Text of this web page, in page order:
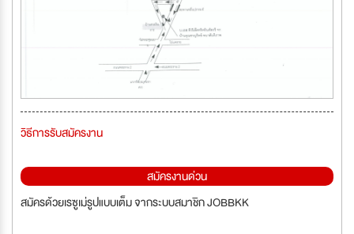
วิธีการรับสมัครงาน
สมัครงานด่วน
สมัครด้วยเรซูเม่รูปแบบเต็ม จากระบบสมาชิก JOBBKK